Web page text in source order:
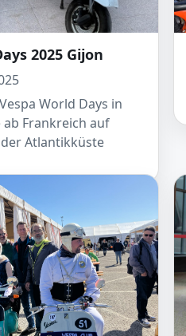
2025 Gijon
World Days in
ab Frankreich auf
Atlantikküste